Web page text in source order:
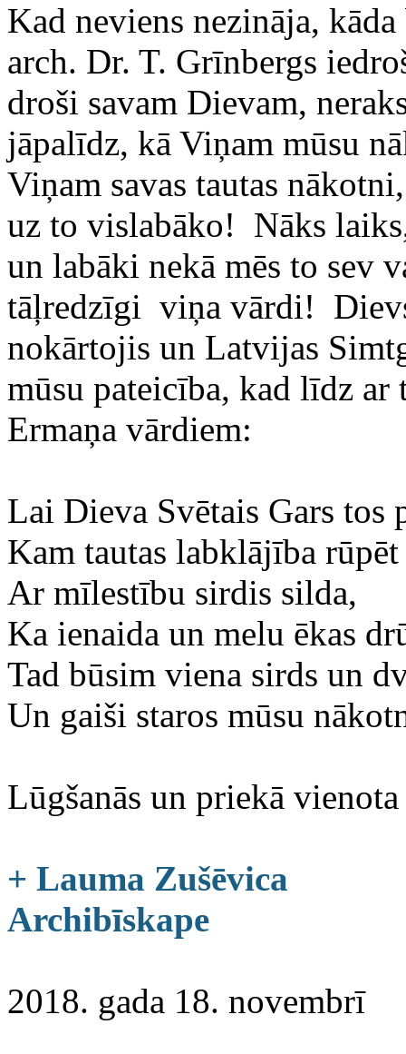
Kad neviens nezināja,
arch. Dr. T. Grīnbergs
droši savam Dievam,
jāpalīdz, kā Viņam mūsu
Viņam savas tautas
uz to vislabāko! Nāks
un labāki nekā mēs to sev
tāļredzīgi viņa vārdi!
nokārtojis un Latvijas
mūsu pateicība, kad līdz ar
Ermaņa vārdiem:
Lai Dieva Svētais Gars tos
Kam tautas labklājība
Ar mīlestību sirdis silda,
Ka ienaida un melu ēkas
Tad būsim viena sirds un
Un gaiši staros mūsu
Lūgšanās un priekā
+ Lauma Zušēvica
Archibīskape
2018. gada 18. novembrī